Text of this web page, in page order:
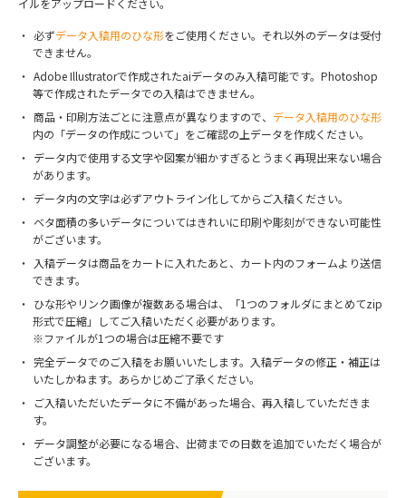
イルをアップロードください。
必ずデータ入稿用のひな形をご使用ください。それ以外のデータは受付
できません。
Adobe Illustratorで作成されたaiデータのみ入稿可能です。Photoshop
等で作成されたデータでの入稿はできません。
商品・印刷方法ごとに注意点が異なりますので、 データ入稿用のひな形
内の「データの作成について」をご確認の上データを作成ください。
データ内で使用する文字や図案が細かすぎるとうまく再現出来ない場合
があります。
データ内の文字は必ずアウトライン化してからご入稿ください。
ベタ面積の多いデータについてはきれいに印刷や彫刻ができない可能性
がございます。
入稿データは商品をカートに入れたあと、カート内のフォームより送信
できます。
ひな形やリンク画像が複数ある場合は、「1つのフォルダにまとめてzip
形式で圧縮」してご入稿いただく必要があります。
※ファイルが1つの場合は圧縮不要です
完全データでのご入稿をお願いいたします。入稿データの修正・補正は
いたしかねます。あらかじめご了承ください。
ご入稿いただいたデータに不備があった場合、再入稿していただきま
す。
データ調整が必要になる場合、出荷までの日数を追加でいただく場合が
ございます。